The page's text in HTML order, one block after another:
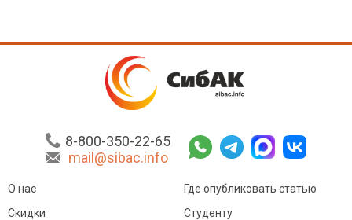
8-800-350-22-65
mail@sibac.info
О нас
Скидки
Где опубликовать статью
Студенту